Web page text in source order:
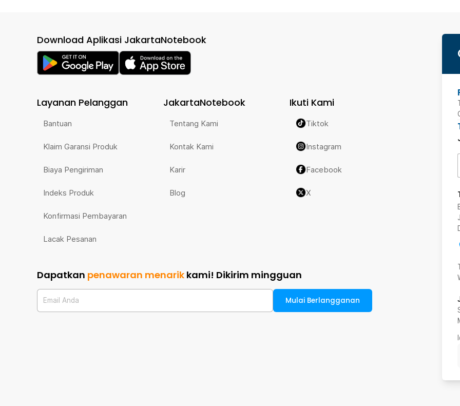
Download Aplikasi JakartaNotebook
Layanan Pelanggan
Bantuan
Klaim Garansi Produk
Biaya Pengiriman
Indeks Produk
Konfirmasi Pembayaran
Lacak Pesanan
JakartaNotebook
Tentang Kami
Kontak Kami
Karir
Blog
Ikuti Kami
Tiktok
Instagram
Facebook
X
Dapatkan penawaran menarik kami! Dikirim mingguan
Email Anda Mulai Berlangganan